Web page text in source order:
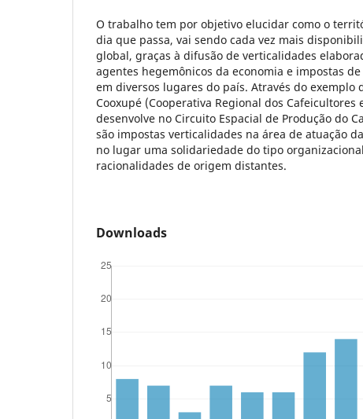
O trabalho tem por objetivo elucidar como o
dia que passa, vai sendo cada vez mais
global, graças à difusão de verticalidades
agentes hegemônicos da economia e impostas
em diversos lugares do país. Através do exemplo
Cooxupé (Cooperativa Regional dos Cafeicultores
desenvolve no Circuito Espacial de Produção do
são impostas verticalidades na área de atuação
no lugar uma solidariedade do tipo
racionalidades de origem distantes.
Downloads